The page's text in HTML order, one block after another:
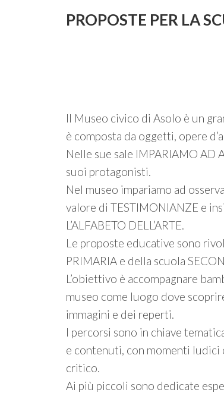
PROPOSTE PER LA
Il Museo civico di Asolo è un
è composta da oggetti, opere
Nelle sue sale IMPARIAMO AD
suoi protagonisti.
Nel museo impariamo ad
valore di TESTIMONIANZE e
L’ALFABETO DELL’ARTE.
Le proposte educative sono
PRIMARIA e della scuola
L’obiettivo è accompagnare
museo come luogo dove
immagini e dei reperti.
I percorsi sono in chiave
e contenuti, con momenti
critico.
Ai più piccoli sono dedicate